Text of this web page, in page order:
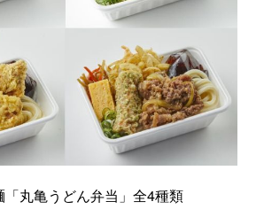
「丸亀うどん弁当」全4種類